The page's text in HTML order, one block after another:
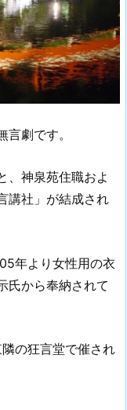
劇です。
、神泉苑住職およ
講社」が結成され
年より女性用の衣
氏から奉納されて
の狂言堂で催され